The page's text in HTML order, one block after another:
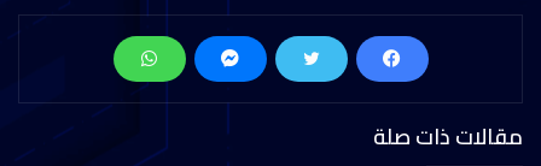
مقالات ذات صلة